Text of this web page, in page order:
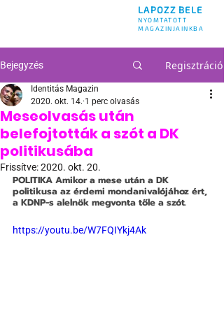
LAPOZZ BELE
NYOMTATOTT
MAGAZINJAINKBA
Bejegyzés Regisztráció
Meseolvasás után
belefojtották a szót a DK
politikusába
Identitás Magazin
2020. okt. 14. 1 perc olvasás
Frissítve:2020. okt. 20.
POLITIKA Amikor a mese után a DK
politikusa az érdemi mondanivalójához ért,
a KDNP-s alelnök megvonta tőle a szót.
https://youtu.be/W7FQIYkj4Ak